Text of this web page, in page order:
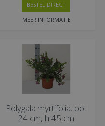
MEER INFORMATIE
BESTEL DIRECT
Polygala myrtifolia, pot
24 cm, h 45 cm